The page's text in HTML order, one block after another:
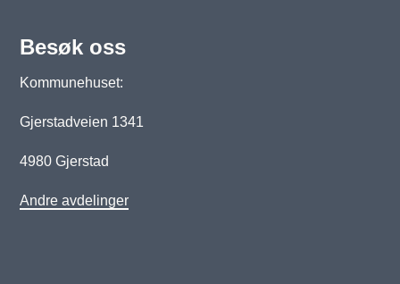
Besøk oss
Kommunehuset:
Gjerstadveien 1341
4980 Gjerstad
Andre avdelinger